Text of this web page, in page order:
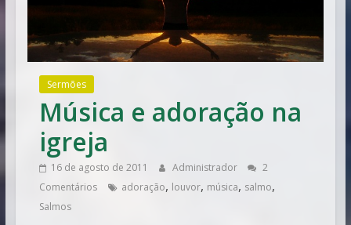
Sermões
Música e adoração na
igreja
16 de agosto de 2011 Administrador
2
Comentários
adoração, louvor, música, salmo,
Salmos